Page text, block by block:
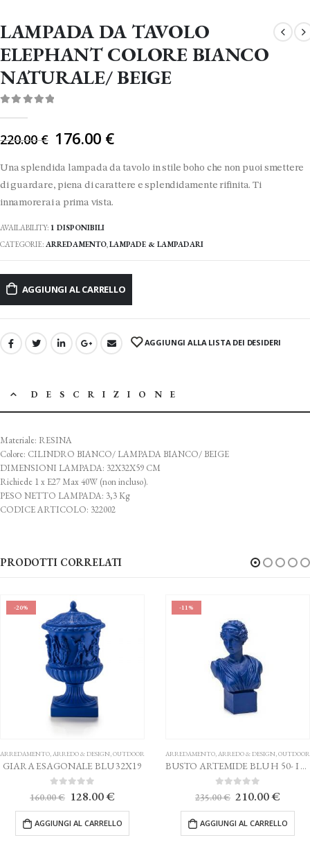
LAMPADA DA TAVOLO
ELEPHANT COLORE BIANCO
NATURALE/ BEIGE
220.00€ Il
originale
era:
220.00 €.
176.00 €
Una splendida lampada da tavolo in stile boho che non puoi smettere
di guardare, piena di carattere e splendidamente rifinita. Ti
innamorerai a prima vista.
AVAILABILITY: 1 DISPONIBILI
CATEGORIE: ARREDAMENTO,LAMPADE & LAMPADARI
AGGIUNGI AL CARRELLO
AGGIUNGI ALLA LISTA DEI DESIDERI
DESCRIZIONE
Materiale: RESINA
Colore: CILINDRO BIANCO/ LAMPADA BIANCO/ BEIGE
DIMENSIONI LAMPADA: 32X32X59 CM
Richiede 1 x E27 Max 40W (non incluso).
PESO NETTO LAMPADA: 3,3 Kg
CODICE ARTICOLO: 322002
PRODOTTI CORRELATI
-20%
ARREDAMENTO,ARREDO & DESIGN,OUTDOOR
GIARA ESAGONALE BLU 32X19
Su 5
160.00€ Il
originale
era:
160.00 €.
128.00€Il
attuale
è:
128.00 €.
AGGIUNGI AL CARRELLO
-11%
ARREDAMENTO,ARREDO & DESIGN,OUTDOOR
BUSTO ARTEMIDE BLU H 50- I BELLIMBUSTI
Su 5
235.00€ Il
originale
era:
235.00 €.
210.00€Il
è:
AGGIUNGI AL CARRELLO